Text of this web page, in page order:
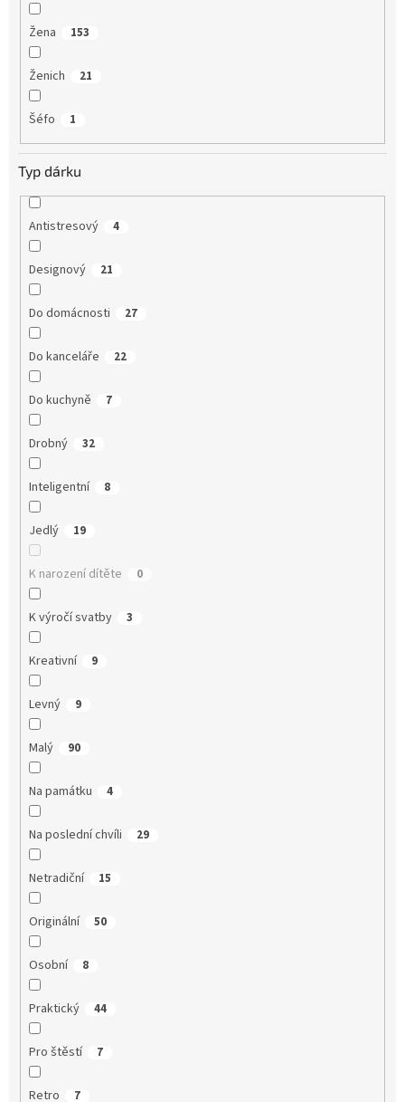
Žena 153
Ženich 21
Šéfo 1
Typ dárku
Antistresový 4
Designový 21
Do domácnosti 27
Do kanceláře 22
Do kuchyně 7
Drobný 32
Inteligentní 8
Jedlý 19
K narození dítěte 0
K výročí svatby 3
Kreativní 9
Levný 9
Malý 90
Na památku 4
Na poslední chvíli 29
Netradiční 15
Originální 50
Osobní 8
Praktický 44
Pro štěstí 7
Retro 7